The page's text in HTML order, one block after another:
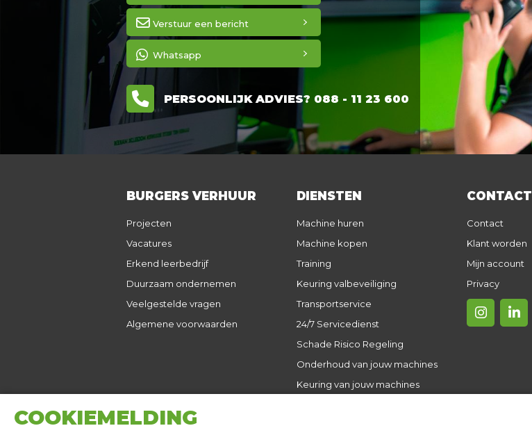
Verstuur een bericht
Whatsapp
PERSOONLIJK ADVIES? 088 - 11 23 600
BURGERS VERHUUR
Projecten
Vacatures
Erkend leerbedrijf
Duurzaam ondernemen
Veelgestelde vragen
Algemene voorwaarden
DIENSTEN
Machine huren
Machine kopen
Training
Keuring valbeveiliging
Transportservice
24/7 Servicedienst
Schade Risico Regeling
Onderhoud van jouw machines
Keuring van jouw machines
CONTACT
Contact
Klant worden
Mijn account
Privacy
COOKIEMELDING